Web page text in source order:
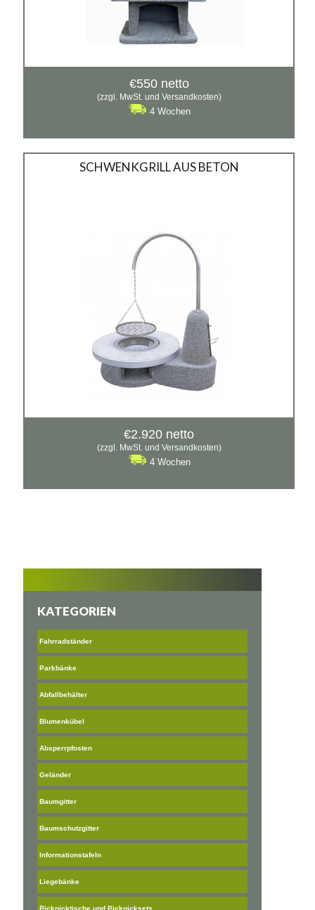
€550 netto
(zzgl. MwSt. und Versandkosten)
4 Wochen
SCHWENKGRILL AUS BETON
Betongrill mit hängendem
Washbeton
€2.920 netto
(zzgl. MwSt. und Versandkosten)
4 Wochen
KATEGORIEN
Fahrradständer
Parkbänke
Abfallbehälter
Blumenkübel
Absperrpfosten
Geländer
Baumgitter
Baumschutzgitter
Informationstafeln
Liegebänke
Picknicktische und Picknicksets